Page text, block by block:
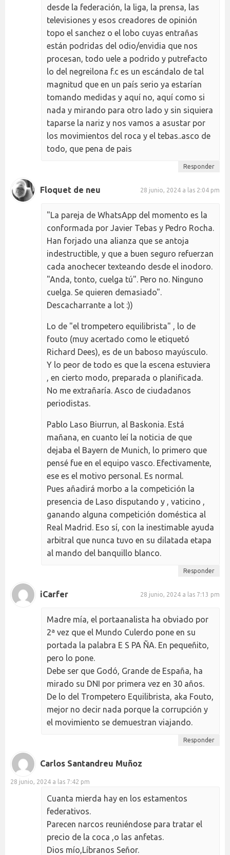
desde la federación, la liga, la prensa, las
televisiones y esos creadores de opinión
topo el sanchez o el lobo cuyas entrañas
están podridas del odio/envidia que nos
procesan, todo uele a podrido y putrefacto
lo del negreilona f.c es un escándalo de tal
magnitud que en un país serio ya estarían
tomando medidas y aquí no, aquí como si
nada y mirando para otro lado y sin siquiera
taparse la nariz y nos vamos a asustar por
los movimientos del roca y el tebas..asco de
todo, que pena de pais
Responder
Floquet de neu 28 junio, 2024 a las 2:04 pm
"La pareja de WhatsApp del momento es la
conformada por Javier Tebas y Pedro Rocha.
Han forjado una alianza que se antoja
indestructible, y que a buen seguro refuerzan
cada anochecer texteando desde el inodoro.
"Anda, tonto, cuelga tú". Pero no. Ninguno
cuelga. Se quieren demasiado".
Descacharrante a lot :))
Lo de "el trompetero equilibrista" , lo de
fouto (muy acertado como le etiquetó
Richard Dees), es de un baboso mayúsculo.
Y lo peor de todo es que la escena estuviera
, en cierto modo, preparada o planificada.
No me extrañaría. Asco de ciudadanos
periodistas.
Pablo Laso Biurrun, al Baskonia. Está
mañana, en cuanto leí la noticia de que
dejaba el Bayern de Munich, lo primero que
pensé fue en el equipo vasco. Efectivamente,
ese es el motivo personal. Es normal.
Pues añadirá morbo a la competición la
presencia de Laso disputando y , vaticino ,
ganando alguna competición doméstica al
Real Madrid. Eso sí, con la inestimable ayuda
arbitral que nunca tuvo en su dilatada etapa
al mando del banquillo blanco.
Responder
iCarfer 28 junio, 2024 a las 7:13 pm
Madre mía, el portaanalista ha obviado por
2ª vez que el Mundo Culerdo pone en su
portada la palabra E S PA ÑA. En pequeñito,
pero lo pone.
Debe ser que Godó, Grande de España, ha
mirado su DNI por primera vez en 30 años.
De lo del Trompetero Equilibrista, aka Fouto,
mejor no decir nada porque la corrupción y
el movimiento se demuestran viajando.
Responder
Carlos Santandreu Muñoz
28 junio, 2024 a las 7:42 pm
Cuanta mierda hay en los estamentos
federativos.
Parecen narcos reuniéndose para tratar el
precio de la coca ,o las anfetas.
Dios mío,Líbranos Señor.